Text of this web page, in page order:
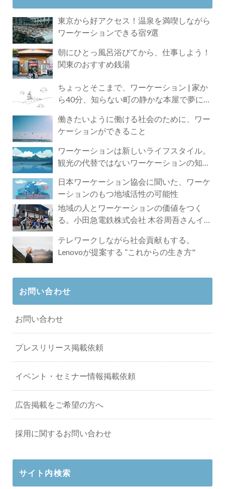
東京から好アクセス！温泉を満喫しながら
ワーケーションできる宿9選
朝にひとっ風呂浴びてから、仕事しよう！
関東のおすすめ銭湯
ちょっとそこまで、ワーケーション | 家か
ら40分、知らない町の静かな本屋で夢に近
働きたいように働ける社会のために、ワー
ケーションができること
ワーケーションは新しいライフスタイル。
観光の代替ではないワーケーションの知ら
日本ワーケーション協会に聞いた、ワーケ
ーションのもつ地域活性の可能性
地域の人とワーケーションの価値をつく
る。小田急電鉄株式会社 木谷周吾さんイン
テレワークしながら社会貢献もする。
Lenovoが提案する ”これからの生き方"
お問い合わせ
お問い合わせ
プレスリリース掲載依頼
イベント・セミナー情報掲載依頼
広告掲載をご希望の方へ
採用に関するお問い合わせ
サイト内検索